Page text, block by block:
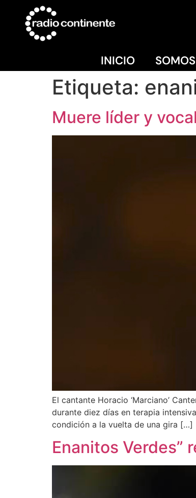
INICIO SOMOS
Etiqueta:
Muere líder y
El cantante Horacio ‘Marciano’
durante diez días en terapia
condición a la vuelta de una gira […]
Enanitos Verdes”